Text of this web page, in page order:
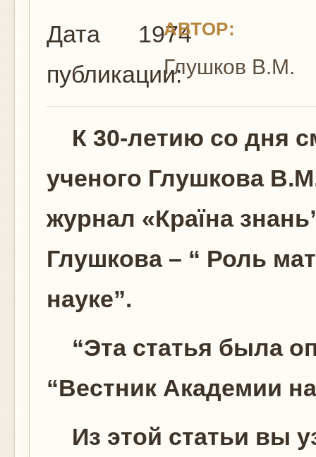
АВТОР:
Глушков В.М.
Дата
публикации:
1974
К 30-летию со дня
ученого Глушкова
журнал «Країна
Глушкова – “ Роль
науке”.
“Эта статья была
“Вестник Академии
Из этой статьи вы